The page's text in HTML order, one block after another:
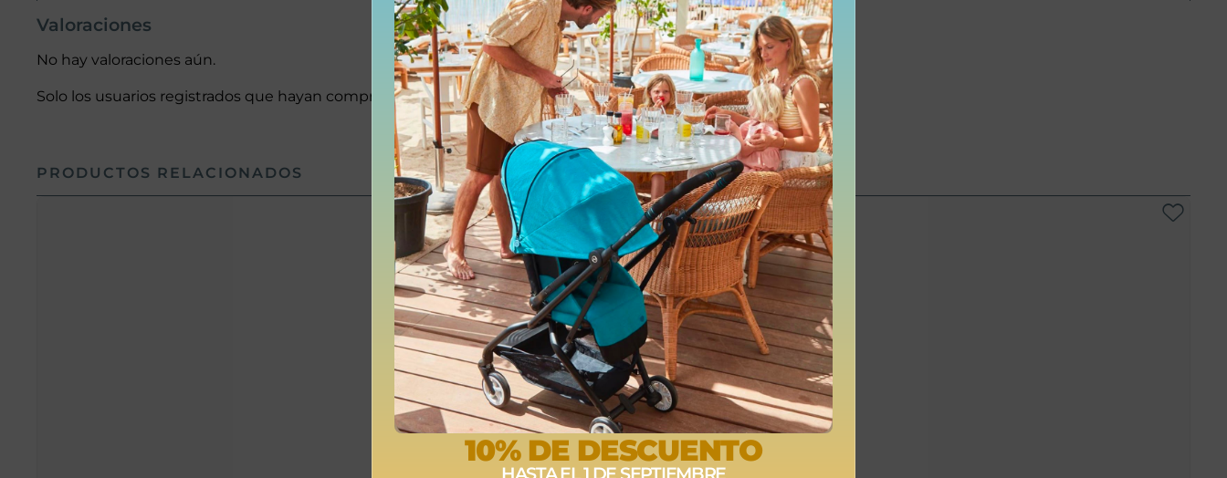
Valoraciones
No hay valoraciones aún.
Solo los usuarios registrados que hayan comprado este producto pueden hacer una valoración.
PRODUCTOS RELACIONADOS
10% DE DESCUENTO
HASTA EL 1 DE SEPTIEMBRE